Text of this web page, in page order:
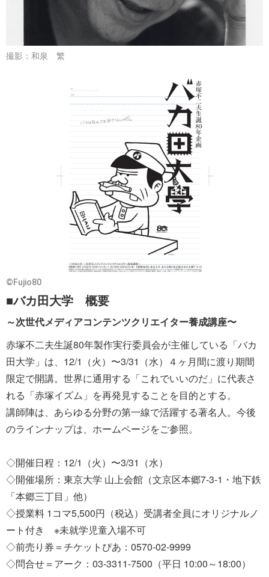
撮影：和泉 繁
©︎Fujio80
■バカ田大学 概要
～次世代メディアコンテンツクリエイター養成講座〜
赤塚不二夫生誕80年製作実行委員会が主催している「バカ
田大学」は、12/1（火）〜3/31（水）４ヶ月間に渡り期間
限定で開講。世界に通用する「これでいいのだ」に代表さ
れる「赤塚イズム」を再発見することを目的とする。
講師陣は、あらゆる分野の第一線で活躍する著名人。今後
のラインナップは、ホームページをご参照。
◇開催日程：12/1（火）〜3/31（水）
◇開催場所：東京大学 山上会館（文京区本郷7-3-1・地下鉄
「本郷三丁目」他）
◇授業料 1コマ5,500円（税込）受講者全員にオリジナルノ
ート付き ※未就学児童入場不可
◇前売り券＝チケットぴあ：0570-02-9999
◇問合せ＝アーク：03-3311-7500（平日 10:00～18:00）